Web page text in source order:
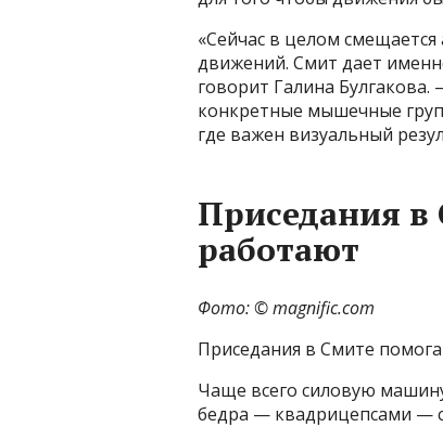
«Сейчас в целом
движений. Смит дает
говорит Галина
конкретные мышечные
где важен визуальный
Приседания
работают
Фото: © magnific.com
Приседания в Смите
Чаще всего силовую
бедра — квадрицепсами —